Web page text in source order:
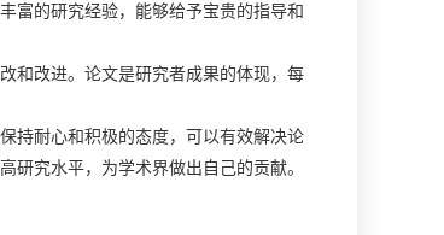
富的研究经验，能够给予宝贵的指导和
和改进。论文是研究者成果的体现，每
持耐心和积极的态度，可以有效解决论
究水平，为学术界做出自己的贡献。